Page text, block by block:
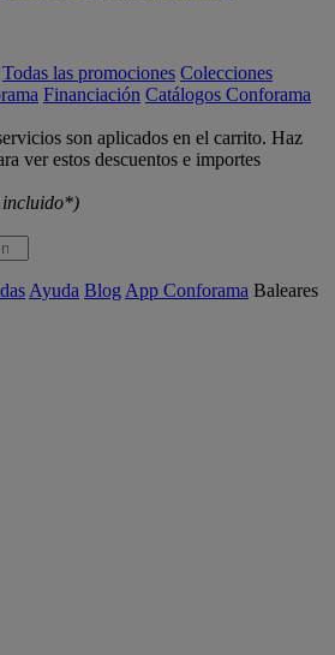
Todas las promociones Colecciones
Financiación Catálogos Conforama
son aplicados en el carrito. Haz
ver estos descuentos e importes
Ayuda Blog App Conforama Baleares